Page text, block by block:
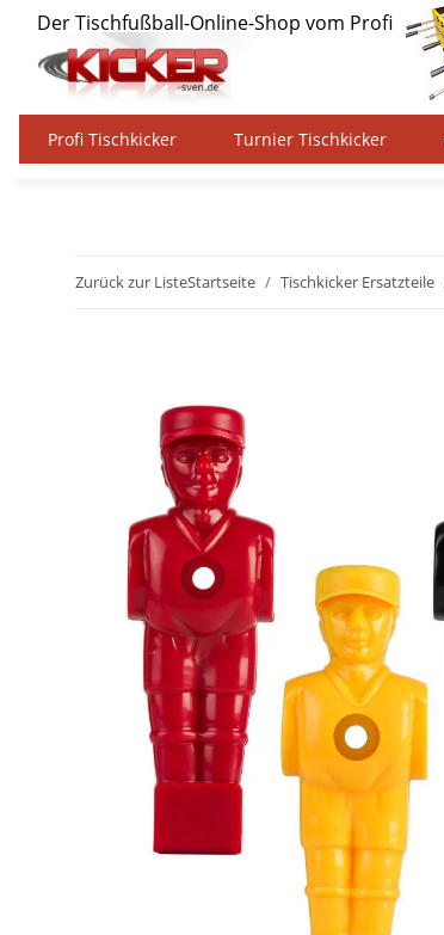
Profi Tischkicker Turnier Tischkicker
Zurück zur ListeStartseite Tischkicker Ersatzteile